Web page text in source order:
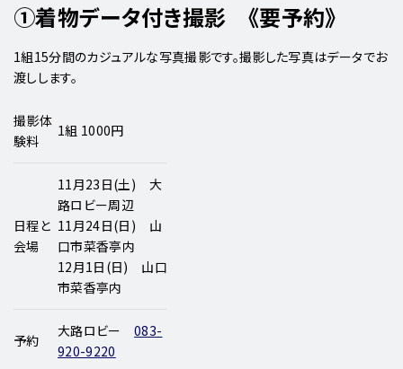
①着物データ付き撮影 《要予約》
1組15分間のカジュアルな写真撮影です。撮影した写真はデータでお
渡しします。
撮影体
験料
1組 1000円
日程と
会場
11月23日(土) 大
路ロビー周辺
11月24日(日) 山
口市菜香亭内
12月1日(日) 山口
市菜香亭内
予約
大路ロビー083-
920-9220